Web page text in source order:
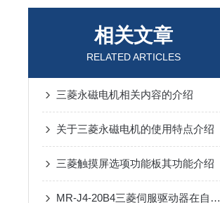
相关文章
RELATED ARTICLES
三菱永磁电机相关内容的介绍
关于三菱永磁电机的使用特点介绍
三菱触摸屏选项功能板其功能介绍
MR-J4-20B4三菱伺服驱动器在自动化中的优势